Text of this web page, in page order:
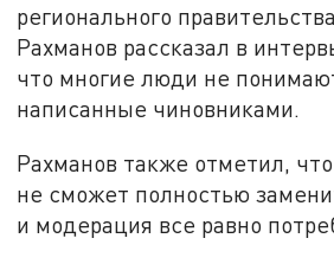
регионального
Рахманов рассказал в
что многие люди не
написанные чиновниками.
Рахманов также отметил,
не сможет полностью
и модерация все равно